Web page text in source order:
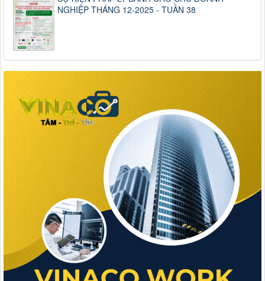
NGHIỆP THÁNG 12-2025 - TUẦN 38